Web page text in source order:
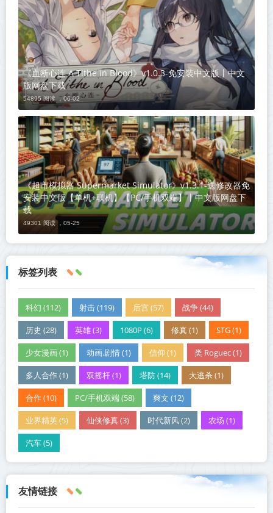
《血断心连 A Tithe in Blood》v1.0.3-免安装中文版丨中文
版网盘下载
54895 阅读 ， 06-02
《超市模拟器 Supermarket Simulator》v1.3.1-送修改器免
安装中文版【单机+联机】【PC/手机双端】丨中文版网盘下
载
49301 阅读 ， 05-25
标签列表
科幻 (112) 射击 (119) 后宫 (57) 战争 (44)
历史 (28) 英雄 (3) 1080P (6) 修真 (1) STG (1)
少女漫画 (1) 动画.剧情 (1) 信仰 (1) 类 Roguec (1)
多人合作 (1) 双摇杆 (1) 塔防 (14) 大逃杀 (1)
合作 (10) PC/手机双端 (58) 爽文 (12)
业界精英 (5) 仙侠修真 (3) 时代新风 (2) 农场 (1)
汽车 (5)
友情链接